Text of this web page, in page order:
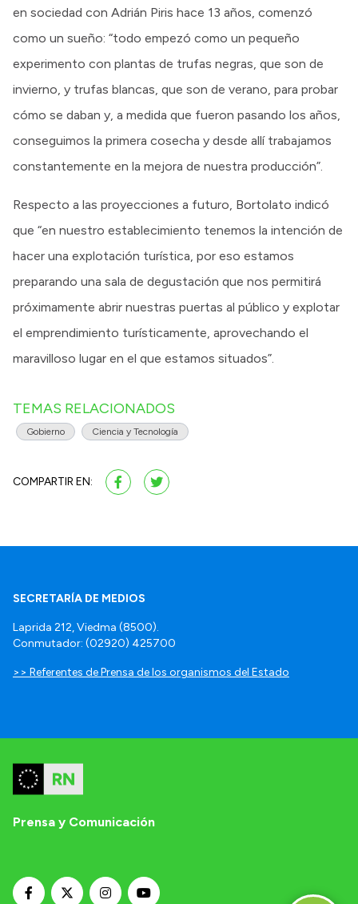
en sociedad con Adrián Piris hace 13 años, comenzó
como un sueño: “todo empezó como un pequeño
experimento con plantas de trufas negras, que son de
invierno, y trufas blancas, que son de verano, para probar
cómo se daban y, a medida que fueron pasando los años,
conseguimos la primera cosecha y desde allí trabajamos
constantemente en la mejora de nuestra producción”.
Respecto a las proyecciones a futuro, Bortolato indicó
que “en nuestro establecimiento tenemos la intención de
hacer una explotación turística, por eso estamos
preparando una sala de degustación que nos permitirá
próximamente abrir nuestras puertas al público y explotar
el emprendimiento turísticamente, aprovechando el
maravilloso lugar en el que estamos situados”.
TEMAS RELACIONADOS
Gobierno Ciencia y Tecnología
COMPARTIR EN:
SECRETARÍA DE MEDIOS
Laprida 212, Viedma (8500).
Conmutador: (02920) 425700
>> Referentes de Prensa de los organismos del Estado
Prensa y Comunicación